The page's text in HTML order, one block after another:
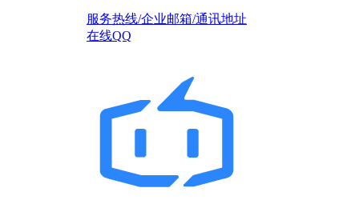
服务热线/企业邮箱/通讯地址
在线QQ